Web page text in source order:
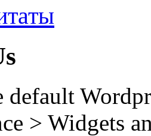
default
> Widgets